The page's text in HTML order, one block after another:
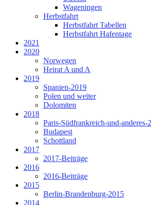
Wageningen
Herbstfahrt
Herbstfahrt Tabellen
Herbstfahrt Hafentage
2021
2020
Norwegen
Heirat A und A
2019
Spanien-2019
Polen und weiter
Dolomiten
2018
Paris-Südfrankreich-und-anderes-
Budapest
Schottland
2017
2017-Beiträge
2016
2016-Beiträge
2015
Berlin-Brandenburg-2015
2014